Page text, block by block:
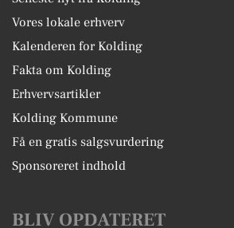
Vores lokale erhverv
Kalenderen for Kolding
Fakta om Kolding
Erhvervsartikler
Kolding Kommune
Få en gratis salgsvurdering
Sponsoreret indhold
BLIV OPDATERET